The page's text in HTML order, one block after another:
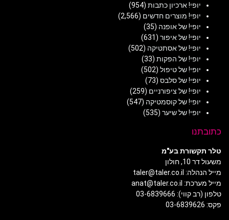
יופי! ארכיון כתבות (954)
יופי! מוצרים חדשים (2,566)
יופי! של אופנה (35)
יופי! של איפור (631)
יופי! של אסתטיקה (502)
יופי! של הפקות (33)
יופי! של טיפול (502)
יופי! של סלבס (73)
יופי! של ציפורניים (259)
יופי! של קוסמטיקה (547)
יופי! של שיער (535)
כתובתנו
טלר תקשורת בע"מ
משעול דר 10, חולון
מייל הנהלה: taler@taler.co.il
מייל מערכת: anat@taler.co.il
טלפון (רב קווי): 03-6839666
פקס: 03-6839626